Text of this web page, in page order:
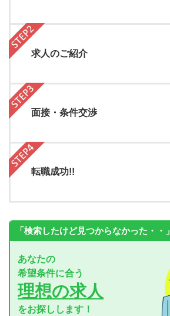
求人のご紹介
面接・条件交渉
転職成功!!
「検索したけど見つからなかった・・」
あなたの
希望条件に合う
理想の求人
をお探しします！